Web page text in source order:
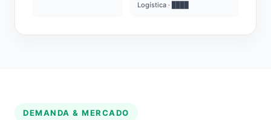
Logística · ████
DEMANDA & MERCADO